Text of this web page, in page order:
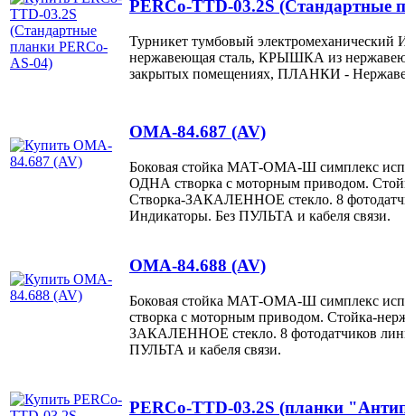
PERCo-TTD-03.2S (Стандартные
Турникет тумбовый электромеханический
нержавеющая сталь, КРЫШКА из
закрытых помещениях, ПЛАНКИ -
OMA-84.687 (AV)
Боковая стойка МАТ-ОМА-Ш симплекс
ОДНА створка с моторным приводом.
Створка-ЗАКАЛЕННОЕ стекло. 8
Индикаторы. Без ПУЛЬТА и кабеля связи.
OMA-84.688 (AV)
Боковая стойка МАТ-ОМА-Ш симплекс
створка с моторным приводом. Стойка-
ЗАКАЛЕННОЕ стекло. 8 фотодатчиков
ПУЛЬТА и кабеля связи.
PERCo-TTD-03.2S (планки